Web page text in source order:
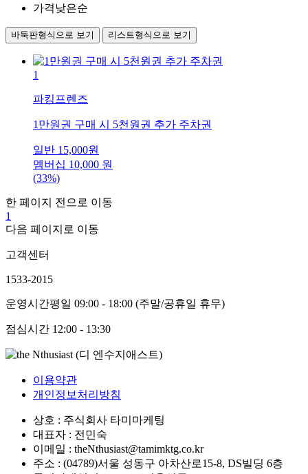
가격낮은순
바둑판형식으로 보기 리스트형식으로 보기
1
파킹프렌즈
1만원권 구매 시 5천원권 추가 주차권
일반 15,000원
멤버십 10,000 원
(33%)
한 페이지 전으로 이동
1
다음 페이지로 이동
고객센터
1533-2015
운영시간평일 09:00 - 18:00 (주말/공휴일 휴무)
점심시간 12:00 - 13:30
이용약관
개인정보처리방침
상호 : 주식회사 타미마케팅
대표자 : 전민숙
이메일 : theNthusiast@tamimktg.co.kr
주소 : (04789)서울 성동구 아차산로15-8, DS빌딩 6층